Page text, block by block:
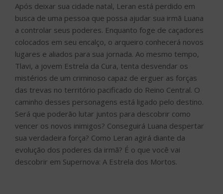
Após deixar sua cidade natal, Leran está perdido em
busca de uma pessoa que possa ajudar sua irmã Luana
a controlar seus poderes. Enquanto foge de caçadores
colocados em seu encalço, o arqueiro conhecerá novos
lugares e aliados para sua jornada. Ao mesmo tempo,
Tlavi, a jovem Estrela da Cura, tenta desvendar os
mistérios de um criminoso capaz de erguer as forças
das trevas no território pacificado do Reino Central. O
caminho desses personagens está ligado pelo destino.
Será que poderão lutar juntos para descobrir como
vencer os novos inimigos? Conseguirá Luana despertar
sua verdadeira força? Como Leran agirá diante da
evolução dos poderes da irmã? É o que você vai
descobrir em Supernova: A Estrela dos Mortos.